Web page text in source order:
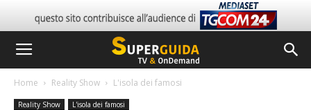
Home Reality Show L'isola dei famosi
Reality Show L'isola dei famosi